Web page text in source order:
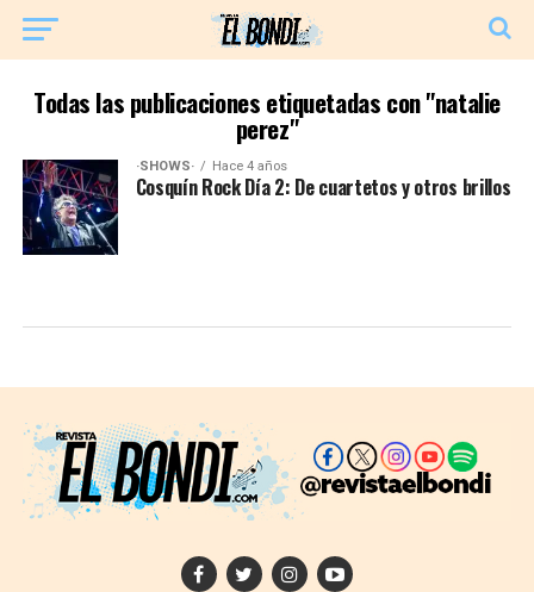
Todas las publicaciones etiquetadas con "natalie
perez"
·SHOWS· Hace 4 años
Cosquín Rock Día 2: De cuartetos y otros brillos